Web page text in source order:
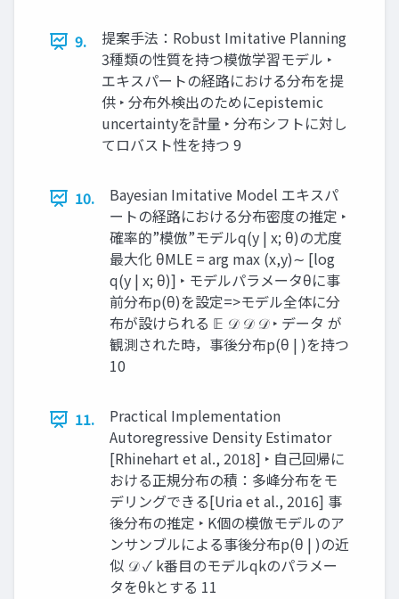
9.
提案手法：Robust Imitative Planning
3種類の性質を持つ模倣学習モデル ‣
エキスパートの経路における分布を提
供 ‣ 分布外検出のためにepistemic
uncertaintyを計量 ‣ 分布シフトに対し
てロバスト性を持つ 9
10.
Bayesian Imitative Model エキスパ
ートの経路における分布密度の推定 ‣
確率的”模倣”モデルq(y | x; θ)の尤度
最大化 θMLE = arg max (x,y)∼ [log
q(y | x; θ)] ‣ モデルパラメータθに事
前分布p(θ)を設定=>モデル全体に分
布が設けられる 𝔼 𝒟 𝒟 𝒟 ‣ データ が
観測された時，事後分布p(θ | )を持つ
10
11.
Practical Implementation
Autoregressive Density Estimator
[Rhinehart et al., 2018] ‣ 自己回帰に
おける正規分布の積：多峰分布をモ
デリングできる[Uria et al., 2016] 事
後分布の推定 ‣ K個の模倣モデルのア
ンサンブルによる事後分布p(θ | )の近
似 𝒟 ✓ k番目のモデルqkのパラメー
タをθkとする 11